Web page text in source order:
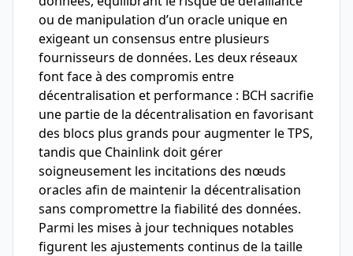
ou de manipulation d’un oracle unique en
exigeant un consensus entre plusieurs
fournisseurs de données. Les deux réseaux
font face à des compromis entre
décentralisation et performance : BCH sacrifie
une partie de la décentralisation en favorisant
des blocs plus grands pour augmenter le TPS,
tandis que Chainlink doit gérer
soigneusement les incitations des nœuds
oracles afin de maintenir la décentralisation
sans compromettre la fiabilité des données.
Parmi les mises à jour techniques notables
figurent les ajustements continus de la taille